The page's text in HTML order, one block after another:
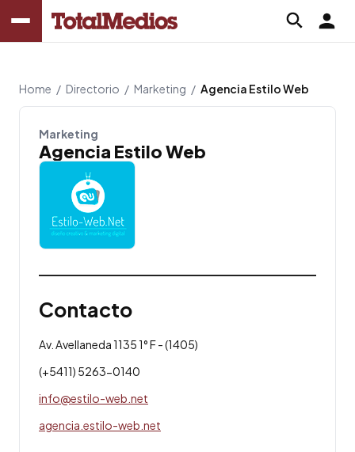
Home / Directorio / Marketing / Agencia Estilo Web
Marketing
Agencia Estilo Web
Contacto
Av. Avellaneda 1135 1° F - (1405)
(+5411) 5263-0140
info@estilo-web.net
agencia.estilo-web.net